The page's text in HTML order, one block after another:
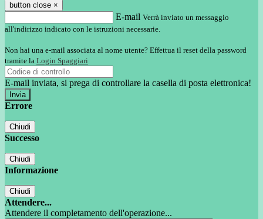
button close ×
E-mail Verrà inviato un messaggio
all'indirizzo indicato con le istruzioni necessarie.
Non hai una e-mail associata al nome utente? Effettua il reset della password
tramite la Login Spaggiari
E-mail inviata, si prega di controllare la casella di posta elettronica!
Errore
Chiudi
Successo
Chiudi
Informazione
Chiudi
Attendere...
Attendere il completamento dell'operazione...